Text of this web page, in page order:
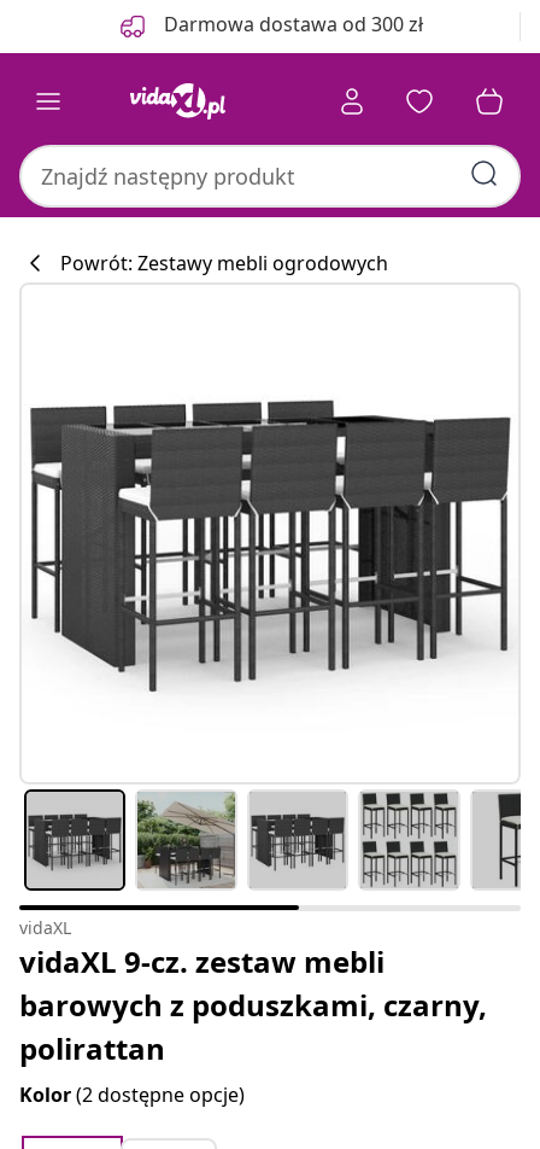
Darmowa dostawa od 300 zł
Powrót: Zestawy mebli ogrodowych
vidaXL
vidaXL 9-cz. zestaw mebli
barowych z poduszkami, czarny,
polirattan
Kolor(2 dostępne opcje)